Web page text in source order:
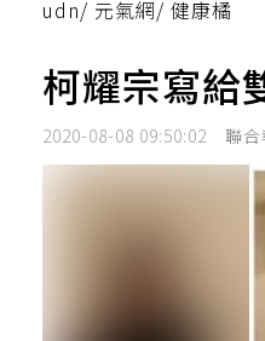
udn/ 元氣網/ 健康橘
柯耀宗寫給
2020-08-08 09:50:02 聯